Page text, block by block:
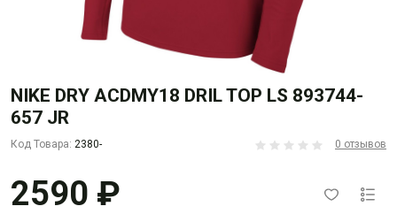
NIKE DRY ACDMY18 DRIL TOP LS 893744-
657 JR
Код Товара: 2380- 0 отзывов
2590 ₽